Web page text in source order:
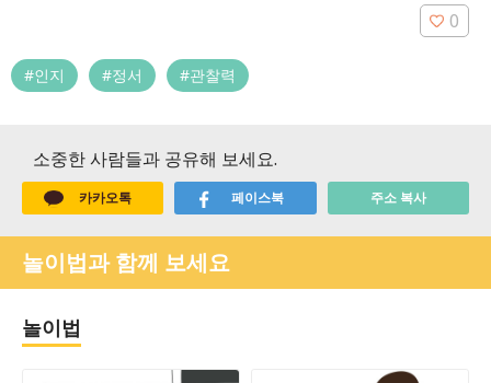
0
#인지 #정서 #관찰력
소중한 사람들과 공유해 보세요.
카카오톡 페이스북 주소 복사
놀이법과 함께 보세요
놀이법